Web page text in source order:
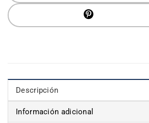
Descripción
Información adicional